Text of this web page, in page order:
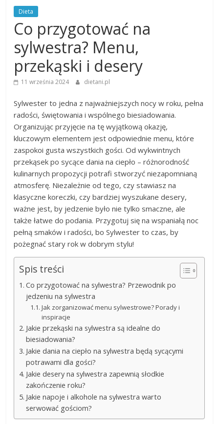
Dieta
Co przygotować na
sylwestra? Menu,
przekąski i desery
11 września 2024 dietani.pl
Sylwester to jedna z najważniejszych nocy w roku, pełna
radości, świętowania i wspólnego biesiadowania.
Organizując przyjęcie na tę wyjątkową okazję,
kluczowym elementem jest odpowiednie menu, które
zaspokoi gusta wszystkich gości. Od wykwintnych
przekąsek po sycące dania na ciepło – różnorodność
kulinarnych propozycji potrafi stworzyć niezapomnianą
atmosferę. Niezależnie od tego, czy stawiasz na
klasyczne koreczki, czy bardziej wyszukane desery,
ważne jest, by jedzenie było nie tylko smaczne, ale
także łatwe do podania. Przygotuj się na wspaniałą noc
pełną smaków i radości, bo Sylwester to czas, by
pożegnać stary rok w dobrym stylu!
Spis treści
Co przygotować na sylwestra? Przewodnik po
jedzeniu na sylwestra
Jak zorganizować menu sylwestrowe? Porady i
inspiracje
Jakie przekąski na sylwestra są idealne do
biesiadowania?
Jakie dania na ciepło na sylwestra będą sycącymi
potrawami dla gości?
Jakie desery na sylwestra zapewnią słodkie
zakończenie roku?
Jakie napoje i alkohole na sylwestra warto
serwować gościom?